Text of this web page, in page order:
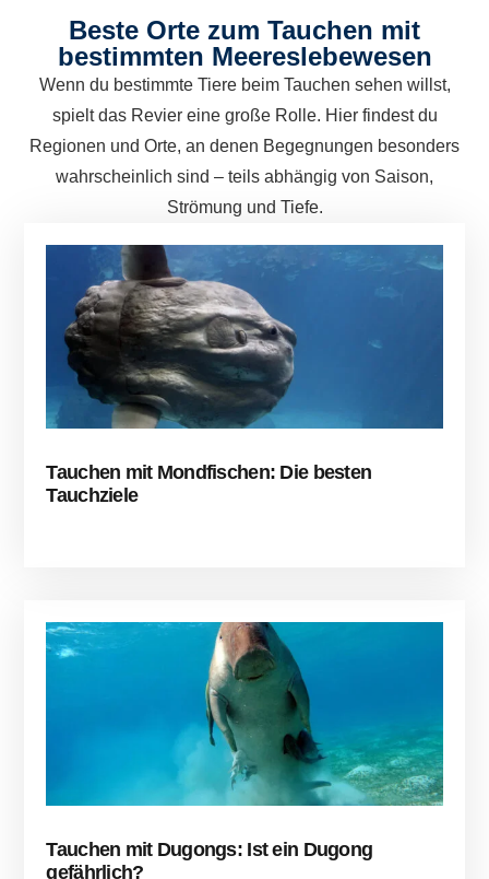
Beste Orte zum Tauchen mit
bestimmten Meereslebewesen
Wenn du bestimmte Tiere beim Tauchen sehen willst,
spielt das Revier eine große Rolle. Hier findest du
Regionen und Orte, an denen Begegnungen besonders
wahrscheinlich sind – teils abhängig von Saison,
Strömung und Tiefe.
Tauchen mit Mondfischen: Die besten
Tauchziele
Tauchen mit Dugongs: Ist ein Dugong
gefährlich?